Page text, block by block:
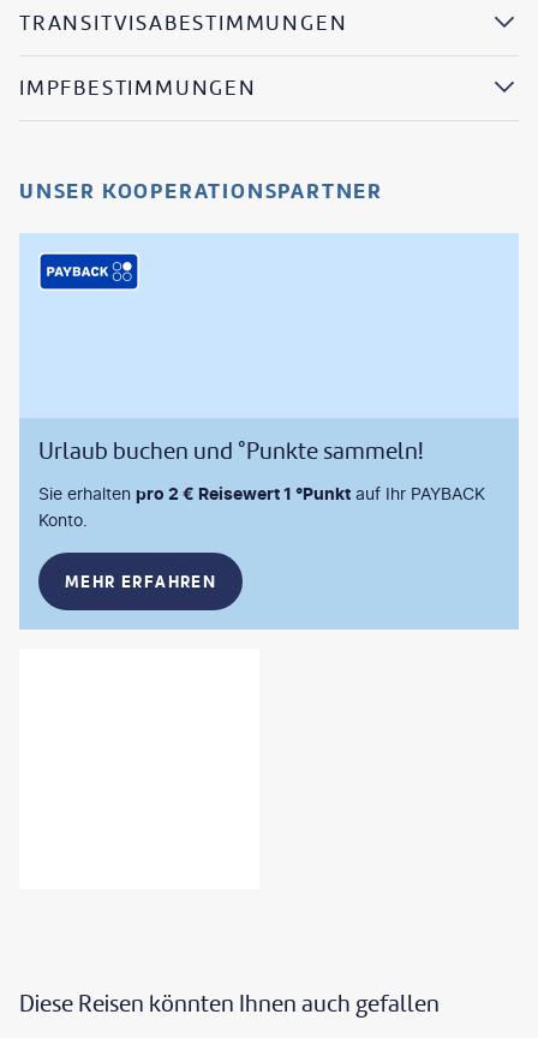
TRANSITVISABESTIMMUNGEN
IMPFBESTIMMUNGEN
UNSER KOOPERATIONSPARTNER
Urlaub buchen und °Punkte sammeln!
Sie erhalten pro 2 € Reisewert 1 °Punkt auf Ihr PAYBACK
Konto.
MEHR ERFAHREN
Diese Reisen könnten Ihnen auch gefallen